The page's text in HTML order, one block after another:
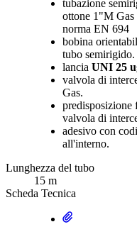
tubazione
ottone 1"M Gas
norma EN 694
bobina
tubo semirigido.
lancia UNI 25
valvola di
Gas.
predisposizione
valvola di
adesivo con
all'interno.
Lunghezza del tubo
15 m
Scheda Tecnica